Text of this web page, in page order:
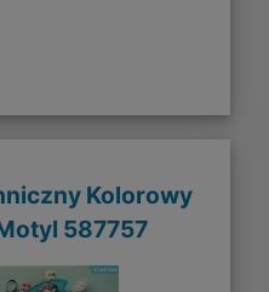
Kolorowy
587757